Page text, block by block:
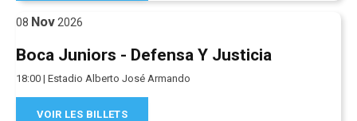
08 Nov 2026
Boca Juniors - Defensa Y Justicia
18:00 | Estadio Alberto José Armando
VOIR LES BILLETS